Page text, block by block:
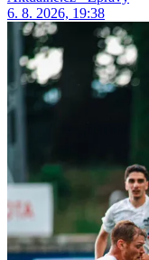
6. 8. 2026, 19:38